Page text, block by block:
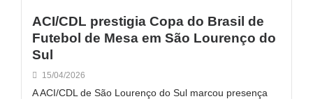
ACI/CDL prestigia Copa do Brasil de
Futebol de Mesa em São Lourenço do
Sul
15/04/2026
A ACI/CDL de São Lourenço do Sul marcou presença